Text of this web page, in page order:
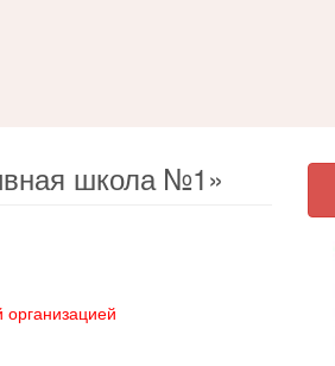
школа №1»
организацией